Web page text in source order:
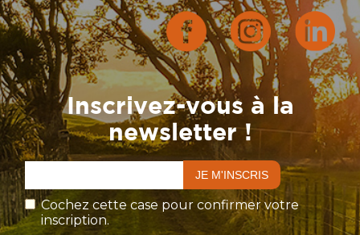
Inscrivez-vous à la
newsletter !
Cochez cette case pour confirmer votre
inscription.